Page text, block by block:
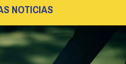
NOTICIAS